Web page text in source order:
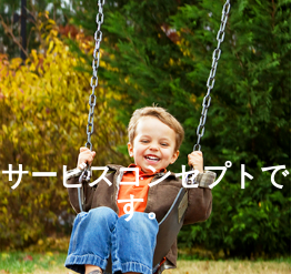
サービスコンセプトで
す。